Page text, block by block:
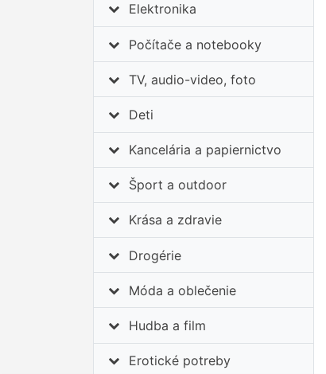
Elektronika
Počítače a notebooky
TV, audio-video, foto
Deti
Kancelária a papiernictvo
Šport a outdoor
Krása a zdravie
Drogérie
Móda a oblečenie
Hudba a film
Erotické potreby